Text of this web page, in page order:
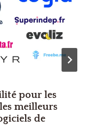
pour les
meilleurs
de